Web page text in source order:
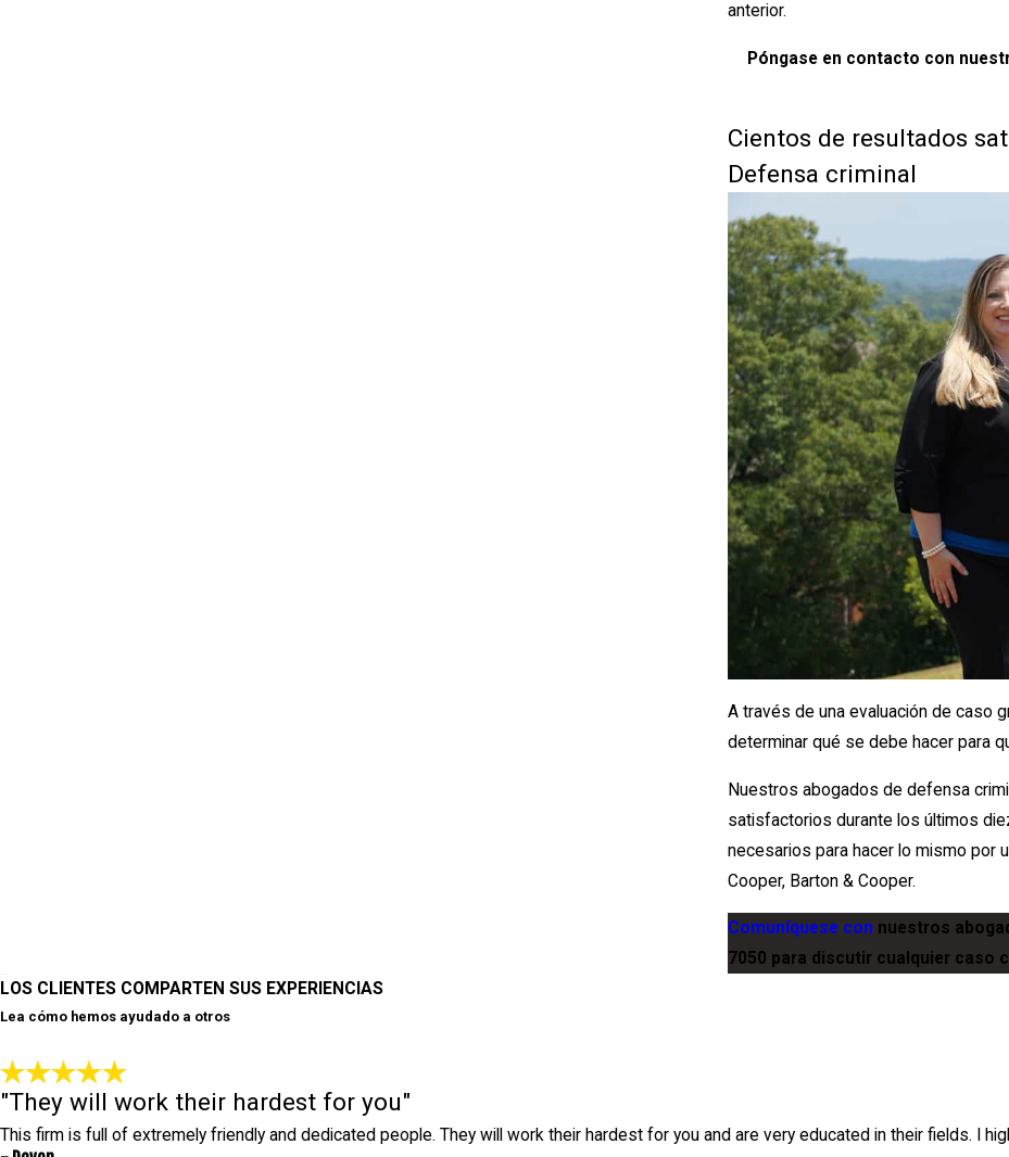
anterior.
Póngase en contacto con
Cientos de resultados
Defensa criminal
A través de una evaluación de caso
determinar qué se debe hacer para
Nuestros abogados de defensa
satisfactorios durante los últimos
necesarios para hacer lo mismo por
Cooper, Barton & Cooper.
Comuníquese con nuestros
7050 para discutir cualquier caso
LOS CLIENTES COMPARTEN SUS EXPERIENCIAS
Lea cómo hemos ayudado a otros
"They will work their hardest for you"
This firm is full of extremely friendly and dedicated people. They will work their hardest for you and are very educated in their fields. I